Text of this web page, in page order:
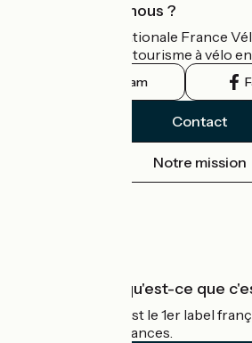
Qui sommes-nous ?
L'association nationale France
guide officiel du tourisme à vélo
Instagram
Contact
Notre mission
Accueil Vélo qu'est-ce que
Accueil Vélo c'est le 1er label
cyclistes en vacances.